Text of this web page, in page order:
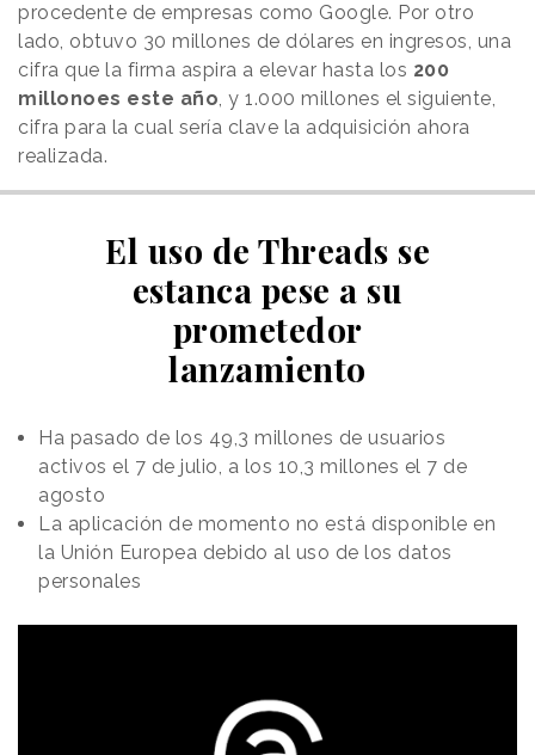
procedente de empresas como Google. Por otro
lado, obtuvo 30 millones de dólares en ingresos, una
cifra que la firma aspira a elevar hasta los 200
millonoes este año, y 1.000 millones el siguiente,
cifra para la cual sería clave la adquisición ahora
realizada.
El uso de Threads se
estanca pese a su
prometedor
lanzamiento
Ha pasado de los 49,3 millones de usuarios
activos el 7 de julio, a los 10,3 millones el 7 de
agosto
La aplicación de momento no está disponible en
la Unión Europea debido al uso de los datos
personales